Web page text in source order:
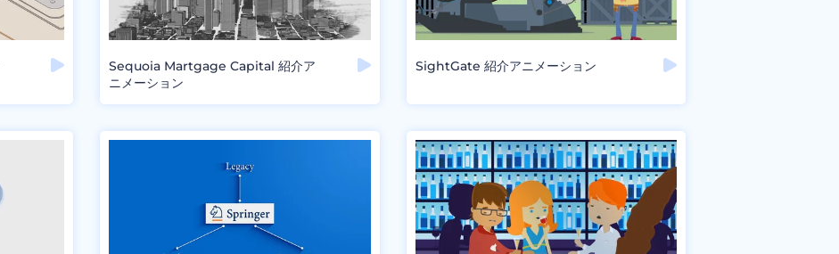
Sequoia Martgage Capital 紹介ア
ニメーション
SightGate 紹介アニメーション